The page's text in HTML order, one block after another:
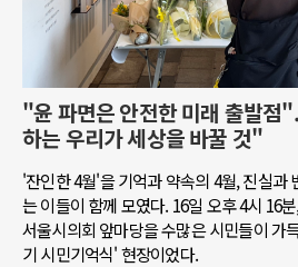
"윤 파면은 안전한 미래 출발점
하는 우리가 세상을 바꿀 것"
'잔인한 4월'을 기억과 약속의 4월, 진실과
는 이들이 함께 모였다. 16일 오후 4시 16
서울시의회 앞마당을 수많은 시민들이 가
기 시민기억식' 현장이었다.